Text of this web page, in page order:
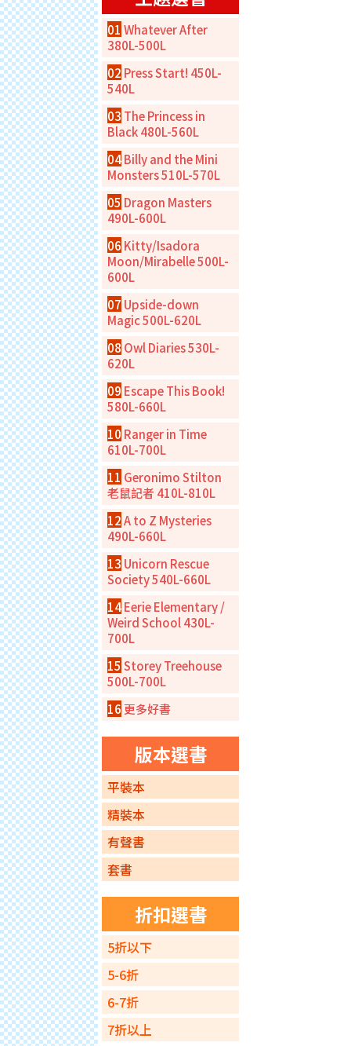
01 Whatever After
380L-500L
02 Press Start! 450L-
540L
03 The Princess in
Black 480L-560L
04Billy and the Mini
Monsters 510L-570L
05 Dragon Masters
490L-600L
06 Kitty/Isadora
Moon/Mirabelle 500L-
600L
07 Upside-down
Magic 500L-620L
08 Owl Diaries 530L-
620L
09 Escape This Book!
580L-660L
10 Ranger in Time
610L-700L
11 Geronimo Stilton
老鼠記者 410L-810L
12A to Z Mysteries
490L-660L
13 Unicorn Rescue
Society 540L-660L
14Eerie Elementary /
Weird School 430L-
700L
15 Storey Treehouse
500L-700L
16更多好書
版本選書
平裝本
精裝本
有聲書
套書
折扣選書
5折以下
5-6折
6-7折
7折以上